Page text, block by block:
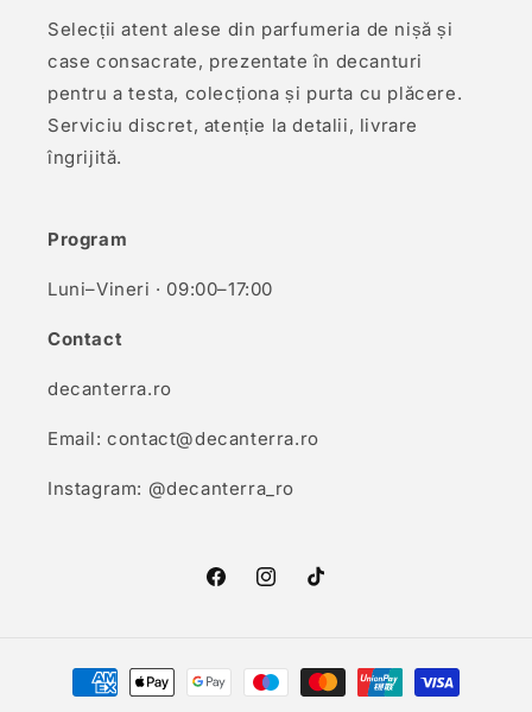
Selecții atent alese din parfumeria de nișă și
case consacrate, prezentate în decanturi
pentru a testa, colecționa și purta cu plăcere.
Serviciu discret, atenție la detalii, livrare
îngrijită.
Program
Luni–Vineri · 09:00–17:00
Contact
decanterra.ro
Email: contact@decanterra.ro
Instagram: @decanterra_ro
FacebookInstagramTikTok
Metode
de